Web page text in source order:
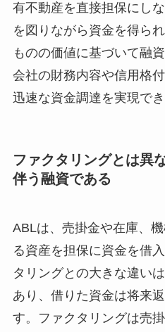
有不動産を直接担保にし
を図りながら資金を得ら
ものの価値に基づいて融
会社の財務内容や信用格
迅速な資金調達を実現で
ファクタリングとは異
伴う融資である
ABLは、売掛金や在庫、
る資産を担保に資金を借
タリングとの大きな違い
あり、借りた資金は将来
す。ファクタリングは売